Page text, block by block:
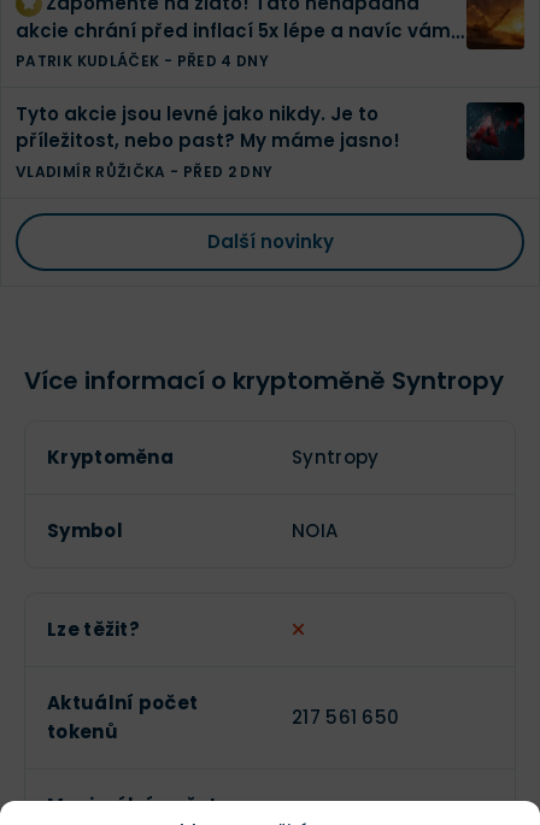
akcie chrání před inflací 5x lépe a navíc vám
vyplatí tučnou dividendu
PATRIK KUDLÁČEK - PŘED 4 DNY
Tyto akcie jsou levné jako nikdy. Je to
příležitost, nebo past? My máme jasno!
VLADIMÍR RŮŽIČKA - PŘED 2 DNY
Další novinky
Více informací o kryptoměně Syntropy
Kryptoměna Syntropy
Symbol NOIA
Lze těžit?
Aktuální počet
tokenů
217 561 650
Maximální počet
--